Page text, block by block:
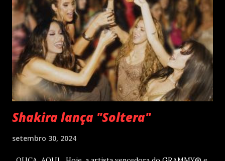
de Souza, 5300 - Campo Comprido, Curitiba - PR). Abertura
das vendas on-line e físicas no dia 04 de setembro ao meio
dia. A produção e realização são da Cult! Produções, RW7
Production& Entertainment e RC Produções. Roberto
Carlos começou o ano de 2025 se apresentando n...
Shakira lança "Soltera"
setembro 30, 2024